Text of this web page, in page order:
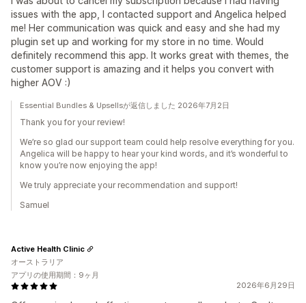
issues with the app, I contacted support and Angelica helped
me! Her communication was quick and easy and she had my
plugin set up and working for my store in no time. Would
definitely recommend this app. It works great with themes, the
customer support is amazing and it helps you convert with
higher AOV :)
Essential Bundles & Upsellsが返信しました 2026年7月2日
Thank you for your review!
We’re so glad our support team could help resolve everything for you.
Angelica will be happy to hear your kind words, and it’s wonderful to
know you’re now enjoying the app!
We truly appreciate your recommendation and support!
Samuel
2026年6月29日
Active Health Clinic
オーストラリア
アプリの使用期間：9ヶ月